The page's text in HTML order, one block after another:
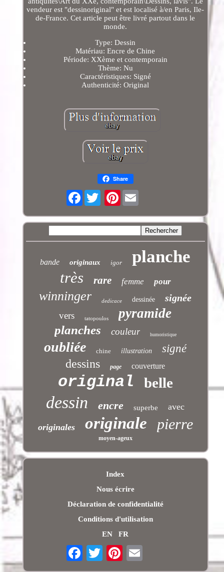
vendeur est "dessinoriginal" et est localisé à/en Paris, Ile-
de-France. Cet article peut être livré partout dans le
monde.
Type: Dessin
Matériau: Encre de Chine
Période: XXème et contemporain
Thème: Nu
Caractéristiques: Signé
Authenticité: Original
Share
Facebook Pinterest
bande originaux igor planche
très rare femme pour
winninger dedicace dessinée signée
vers tatopoulos pyramide
planches couleur humoristique
oubliée chine illustration signé
dessins page couverture
original belle
dessin encre superbe avec
originales originale pierre
moyen-ageux
Index
Nous écrire
Déclaration de confidentialité
Conditions d'utilisation
EN
FR